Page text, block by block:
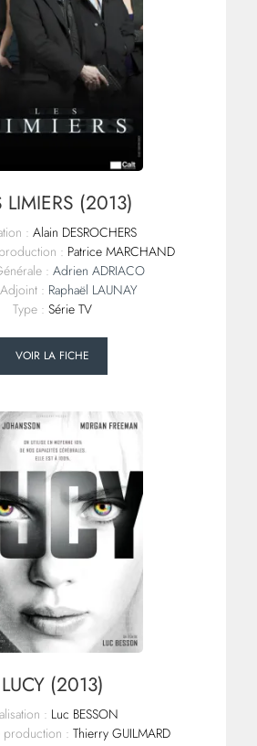
LIMIERS (2013)
: Alain DESROCHERS
: Patrice MARCHAND
: Adrien ADRIACO
: Raphaël LAUNAY
Type : Série TV
VOIR LA FICHE
LUCY (2013)
: Luc BESSON
production : Thierry GUILMARD